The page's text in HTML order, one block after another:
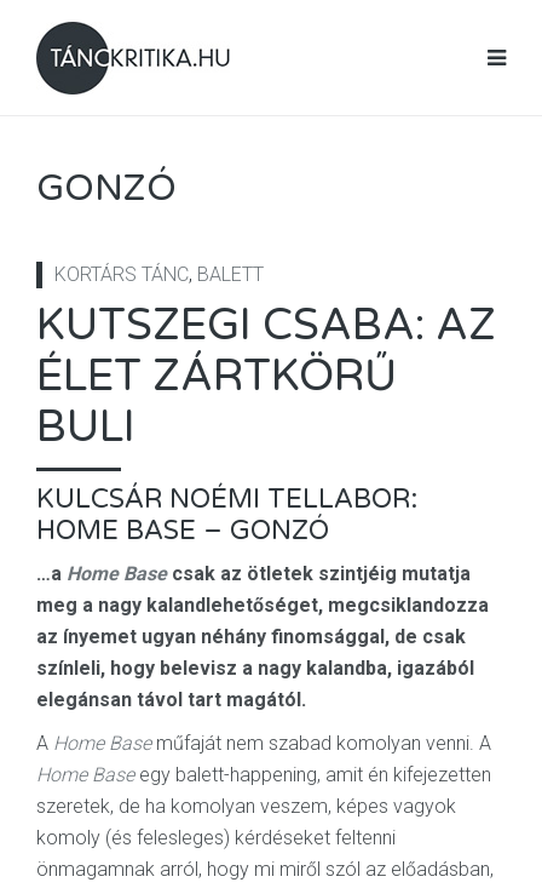
GONZÓ
KORTÁRS TÁNC, BALETT
KUTSZEGI CSABA: AZ
ÉLET ZÁRTKÖRŰ
BULI
KULCSÁR NOÉMI TELLABOR:
HOME BASE – GONZÓ
…a Home Basecsak az ötletek szintjéig mutatja
meg a nagy kalandlehetőséget, megcsiklandozza
az ínyemet ugyan néhány finomsággal, de csak
színleli, hogy belevisz a nagy kalandba, igazából
elegánsan távol tart magától.
A Home Baseműfaját nem szabad komolyan venni. A
Home Baseegy balett-happening, amit én kifejezetten
szeretek, de ha komolyan veszem, képes vagyok
komoly (és felesleges) kérdéseket feltenni
önmagamnak arról, hogy mi miről szól az előadásban,